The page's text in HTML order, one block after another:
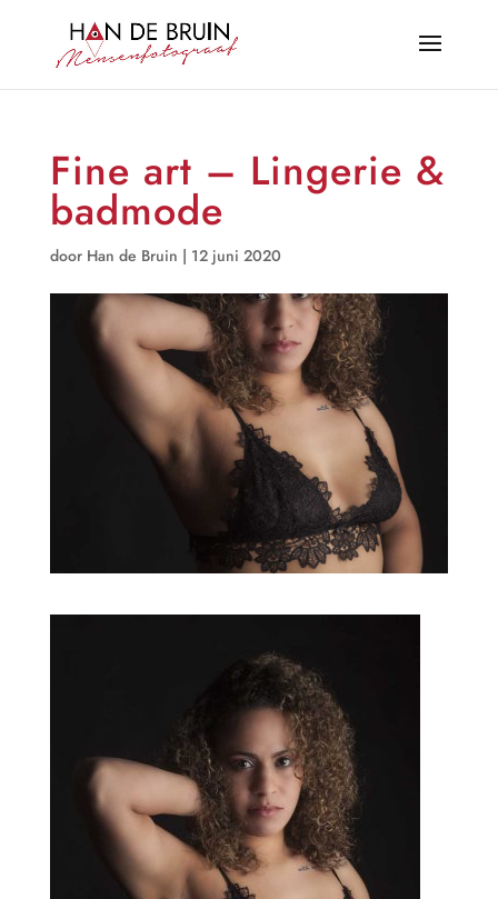
Fine art – Lingerie &
badmode
door Han de Bruin | 12 juni 2020